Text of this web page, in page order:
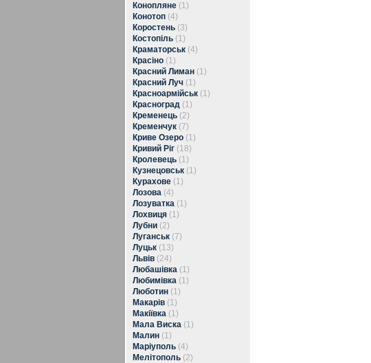
Конопляне (1)
Конотоп (4)
Коростень (3)
Костопіль (1)
Краматорськ (4)
Красіно (1)
Красний Лиман (1)
Красний Луч (1)
Красноармійськ (1)
Красноград (1)
Кременець (2)
Кременчук (7)
Криве Озеро (1)
Кривий Ріг (18)
Кролевець (1)
Кузнецовськ (1)
Курахове (1)
Лозова (4)
Лозуватка (1)
Лохвиця (1)
Лубни (2)
Луганськ (7)
Луцьк (13)
Львів (24)
Любашівка (1)
Любимівка (1)
Люботин (1)
Макарів (1)
Макіївка (1)
Мала Виска (1)
Малин (1)
Маріуполь (4)
Мелітополь (2)